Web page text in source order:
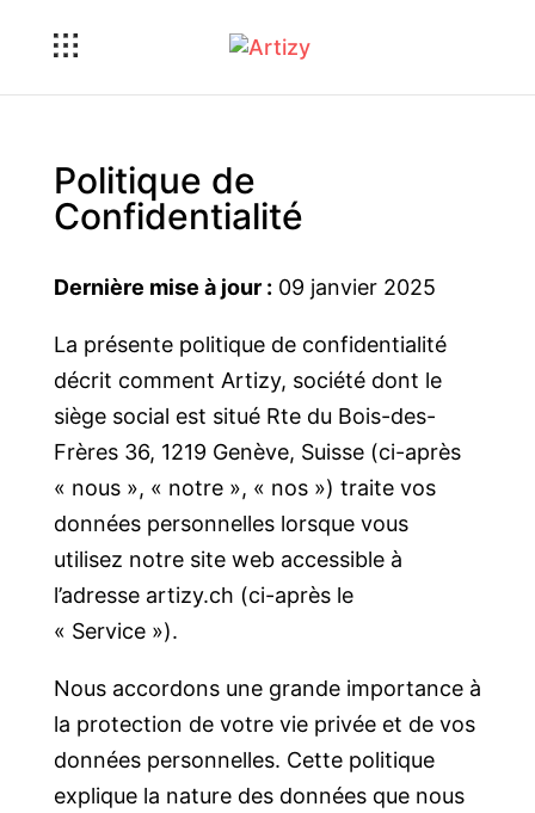
Politique de
Confidentialité
Dernière mise à jour : 09 janvier 2025
La présente politique de confidentialité
décrit comment Artizy, société dont le
siège social est situé Rte du Bois-des-
Frères 36, 1219 Genève, Suisse (ci-après
« nous », « notre », « nos ») traite vos
données personnelles lorsque vous
utilisez notre site web accessible à
l’adresse artizy.ch (ci-après le
« Service »).
Nous accordons une grande importance à
la protection de votre vie privée et de vos
données personnelles. Cette politique
explique la nature des données que nous